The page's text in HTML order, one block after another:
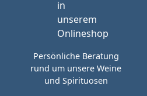
Persönliche Beratung
rund um unsere Weine
und Spirituosen